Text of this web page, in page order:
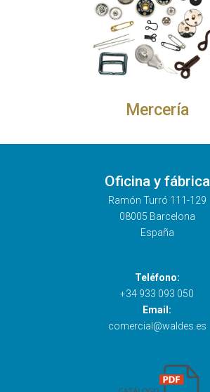
Mercería
Oficina y fábrica
Ramón Turró 111-129
08005 Barcelona
España
Teléfono:
+34 933 093 050
Email:
comercial@waldes.es